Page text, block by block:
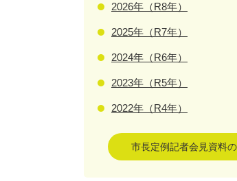
2026年（R8年）
2025年（R7年）
2024年（R6年）
2023年（R5年）
2022年（R4年）
市長定例記者会見資料